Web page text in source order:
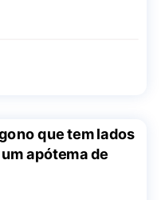
que tem lados
apótema de